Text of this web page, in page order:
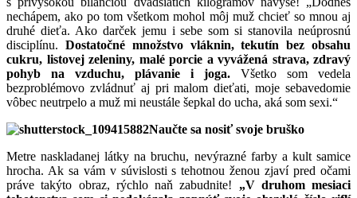
nechápem, ako po tom všetkom mohol môj muž chcieť so mnou aj
druhé dieťa. Ako darček jemu i sebe som si stanovila neúprosnú
disciplínu. Dostatočné množstvo vláknin, tekutín bez obsahu
cukru, listovej zeleniny, malé porcie a vyvážená strava, zdravý
pohyb na vzduchu, plávanie i joga. Všetko som vedela
bezproblémovo zvládnuť aj pri malom dieťati, moje sebavedomie
vôbec neutrpelo a muž mi neustále šepkal do ucha, aká som sexi.“
Naučte sa nosiť svoje bruško
Metre naskladanej látky na bruchu, nevýrazné farby a kult samice
hrocha. Ak sa vám v súvislosti s tehotnou ženou zjaví pred očami
práve takýto obraz, rýchlo naň zabudnite! „V druhom mesiaci